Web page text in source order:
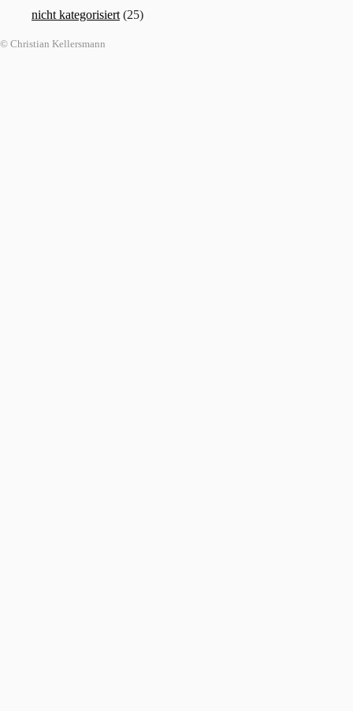
nicht kategorisiert (25)
© Christian Kellersmann